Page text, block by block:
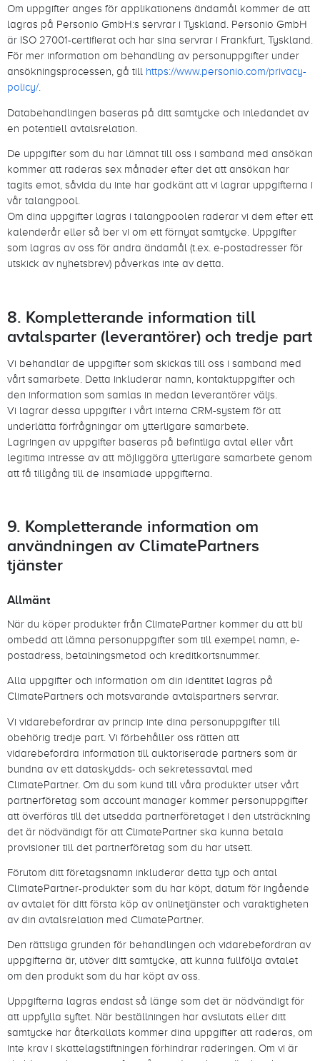
Om uppgifter anges för applikationens ändamål kommer de att
lagras på Personio GmbH:s servrar i Tyskland. Personio GmbH
är ISO 27001-certifierat och har sina servrar i Frankfurt, Tyskland.
För mer information om behandling av personuppgifter under
ansökningsprocessen, gå till https://www.personio.com/privacy-
policy/.
Databehandlingen baseras på ditt samtycke och inledandet av
en potentiell avtalsrelation.
De uppgifter som du har lämnat till oss i samband med ansökan
kommer att raderas sex månader efter det att ansökan har
tagits emot, såvida du inte har godkänt att vi lagrar uppgifterna i
vår talangpool.
Om dina uppgifter lagras i talangpoolen raderar vi dem efter ett
kalenderår eller så ber vi om ett förnyat samtycke. Uppgifter
som lagras av oss för andra ändamål (t.ex. e-postadresser för
utskick av nyhetsbrev) påverkas inte av detta.
8. Kompletterande information till
avtalsparter (leverantörer) och tredje part
Vi behandlar de uppgifter som skickas till oss i samband med
vårt samarbete. Detta inkluderar namn, kontaktuppgifter och
den information som samlas in medan leverantörer väljs.
Vi lagrar dessa uppgifter i vårt interna CRM-system för att
underlätta förfrågningar om ytterligare samarbete.
Lagringen av uppgifter baseras på befintliga avtal eller vårt
legitima intresse av att möjliggöra ytterligare samarbete genom
att få tillgång till de insamlade uppgifterna.
9. Kompletterande information om
användningen av ClimatePartners
tjänster
Allmänt
När du köper produkter från ClimatePartner kommer du att bli
ombedd att lämna personuppgifter som till exempel namn, e-
postadress, betalningsmetod och kreditkortsnummer.
Alla uppgifter och information om din identitet lagras på
ClimatePartners och motsvarande avtalspartners servrar.
Vi vidarebefordrar av princip inte dina personuppgifter till
obehörig tredje part. Vi förbehåller oss rätten att
vidarebefordra information till auktoriserade partners som är
bundna av ett dataskydds- och sekretessavtal med
ClimatePartner. Om du som kund till våra produkter utser vårt
partnerföretag som account manager kommer personuppgifter
att överföras till det utsedda partnerföretaget i den utsträckning
det är nödvändigt för att ClimatePartner ska kunna betala
provisioner till det partnerföretag som du har utsett.
Förutom ditt företagsnamn inkluderar detta typ och antal
ClimatePartner-produkter som du har köpt, datum för ingående
av avtalet för ditt första köp av onlinetjänster och varaktigheten
av din avtalsrelation med ClimatePartner.
Den rättsliga grunden för behandlingen och vidarebefordran av
uppgifterna är, utöver ditt samtycke, att kunna fullfölja avtalet
om den produkt som du har köpt av oss.
Uppgifterna lagras endast så länge som det är nödvändigt för
att uppfylla syftet. När beställningen har avslutats eller ditt
samtycke har återkallats kommer dina uppgifter att raderas, om
inte krav i skattelagstiftningen förhindrar raderingen. Om vi är